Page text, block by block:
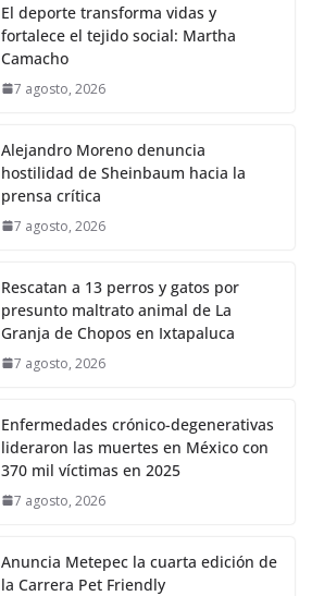
El deporte transforma vidas y
fortalece el tejido social: Martha
Camacho
7 agosto, 2026
Alejandro Moreno denuncia
hostilidad de Sheinbaum hacia la
prensa crítica
7 agosto, 2026
Rescatan a 13 perros y gatos por
presunto maltrato animal de La
Granja de Chopos en Ixtapaluca
7 agosto, 2026
Enfermedades crónico-degenerativas
lideraron las muertes en México con
370 mil víctimas en 2025
7 agosto, 2026
Anuncia Metepec la cuarta edición de
la Carrera Pet Friendly